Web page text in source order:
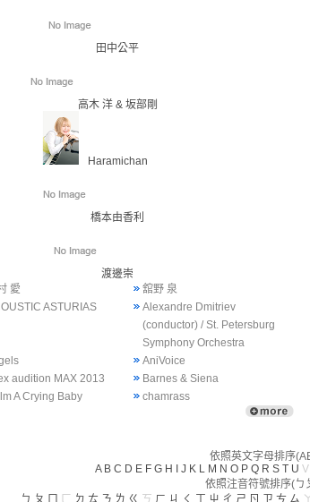
田中公平
高木 洋 & 坂部剛
Haramichan
橋本由香利
渡邊崇
愛
舘野 泉
ASTURIAS
Alexandre Dmitriev
(conductor) / St. Petersburg
Symphony Orchestra
AniVoice
audition MAX 2013
Barnes & Siena
A Crying Baby chamrass
依照英文字母排序
A B C D E F G H J K L M N O P Q R S T U V
依照注音符號排序(ㄅ
ㄅ ㄆ ㄈ ㄉ ㄊ ㄋ ㄌ ㄍ ㄎ ㄏ ㄐ ㄑ ㄓ ㄔ ㄕ ㄖ ㄗ ㄘ ㄙ